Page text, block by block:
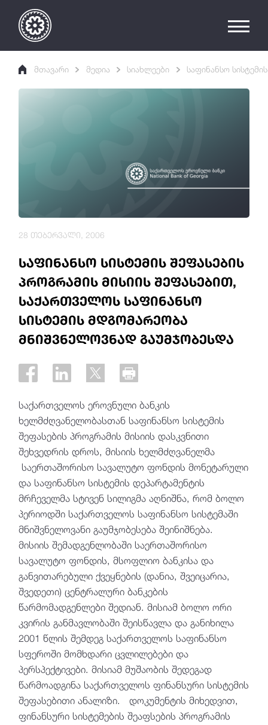
მთავარი მედია სიახლეები საფინანსო
საფინანსო სისტემის შეფასების
პროგრამის მისიის შეფასებით,
საქართველოს საფინანსო
სისტემის მდგომარეობა
მნიშვნელოვნად გაუმჯობესდა
28 თებერვალი, 2006
საქართველოს ეროვნული ბანკის
ხელმძღვანელობასთან საფინანსო სისტემის
შეფასების პროგრამის მისიის დასკვნითი
შეხვედრის დროს, მისიის ხელმძღვანელმა
საერთაშორისო სავალუტო ფონდის მონეტარული
და საფინანსო სისტემის დეპარტამენტის
მრჩეველმა სტივენ სილიგმა აღნიშნა, რომ ბოლო
პერიოდში საქართველოს საფინანსო სისტემაში
მნიშვნელოვანი გაუმჯობესება შეინიშნება.
მისიის შემადგენლობაში საერთაშორისო
სავალუტო ფონდის, მსოფლიო ბანკისა და
განვითარებული ქვეყნების (დანია, შვეიცარია,
შვედეთი) ცენტრალური ბანკების
წარმომადგენლები შედიან. მისიამ ბოლო ორი
კვირის განმავლობაში შეისწავლა და განიხილა
2001 წლის შემდეგ საქართველოს საფინანსო
სფეროში მომხდარი ცვლილებები და
პერსპექტივები. მისიამ მუშაობის შედეგად
წარმოადგინა საქართველოს ფინანსური სისტემის
შეფასებითი ანალიზი. დოკუმენტის მიხედვით,
ფინანსური სისტემების შეაფსების პროგრამის